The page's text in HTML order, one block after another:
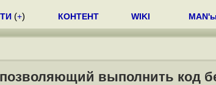
(+) КОНТЕНТ WIKI MAN'ы
выполнить код